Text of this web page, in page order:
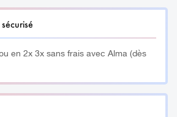
en 2x 3x sans frais avec Alma (dès